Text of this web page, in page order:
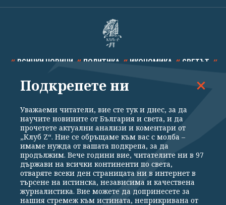
ВСИЧКИ НОВИНИ ПОЛИТИКА ИКОНОМИКА СВЕТЪТ
СПОРТ КУЛТУРА ТЕХНОЛОГИИ КАЛЕЙДОСКОП
Общи условия
Политика за поверителност
Реклама
Партньори Контакти
За Клуб Z
Екип
Подкрепете ни
Подкрепете ни
Уважаеми читатели, вие сте тук и днес, за да
научите новините от България и света, и да
прочетете актуални анализи и коментари от
„Клуб Z“. Ние се обръщаме към вас с молба –
имаме нужда от вашата подкрепа, за да
продължим. Вече години вие, читателите ни в 97
държави на всички континенти по света,
отваряте всеки ден страницата ни в интернет в
търсене на истинска, независима и качествена
журналистика. Вие можете да допринесете за
нашия стремеж към истината, неприкривана от